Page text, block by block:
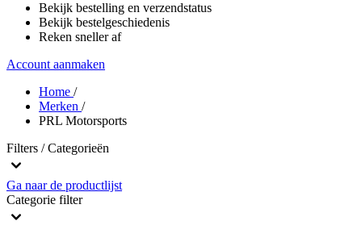
Bekijk bestelling en verzendstatus
Bekijk bestelgeschiedenis
Reken sneller af
Account aanmaken
Home /
Merken /
PRL Motorsports
Filters / Categorieën
Ga naar de productlijst
Categorie filter